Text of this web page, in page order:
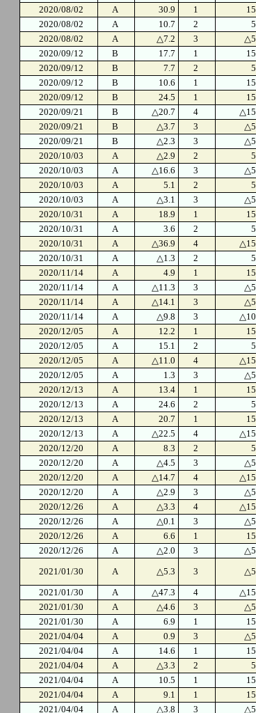
2020/08/02
A 30.9 1 15
2020/08/02
A 10.7 2 5
2020/08/02
A △7.2 3 △5
2020/09/12
B 17.7 1 15
2020/09/12
B 7.7 2 5
2020/09/12
B 10.6 1 15
2020/09/12
B 24.5 1 15
2020/09/21
B △20.7 4 △15
2020/09/21
B △3.7 3 △5
2020/09/21
B △2.3 3 △5
2020/10/03
A △2.9 2 5
2020/10/03
A △16.6 3 △5
2020/10/03
A 5.1 2 5
2020/10/03
A △3.1 3 △5
2020/10/31
A 18.9 1 15
2020/10/31
A 3.6 2 5
2020/10/31
A △36.9 4 △15
2020/10/31
A △1.3 2 5
2020/11/14
A 4.9 1 15
2020/11/14
A △11.3 3 △5
2020/11/14
A △14.1 3 △5
2020/11/14
A △9.8 3 △10
2020/12/05
A 12.2 1 15
2020/12/05
A 15.1 2 5
2020/12/05
A △11.0 4 △15
2020/12/05
A 1.3 3 △5
2020/12/13
A 13.4 1 15
2020/12/13
A 24.6 2 5
2020/12/13
A 20.7 1 15
2020/12/13
A △22.5 4 △15
2020/12/20
A 8.3 2 5
2020/12/20
A △4.5 3 △5
2020/12/20
A △14.7 4 △15
2020/12/20
A △2.9 3 △5
2020/12/26
A △3.3 4 △15
2020/12/26
A △0.1 3 △5
2020/12/26
A 6.6 1 15
2020/12/26
A △2.0 3 △5
2021/01/30
A △5.3 3 △5
2021/01/30
A △47.3 4 △15
2021/01/30
A △4.6 3 △5
2021/01/30
A 6.9 1 15
2021/04/04
A 0.9 3 △5
2021/04/04
A 14.6 1 15
2021/04/04
A △3.3 2 5
2021/04/04
A 10.5 1 15
2021/04/04
A 9.1 1 15
2021/04/04
A △3.8 3 △5